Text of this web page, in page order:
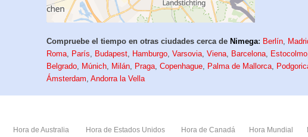
Compruebe el tiempo en otras ciudades cerca de Nimega: Berlín,
Roma, París, Budapest, Hamburgo,Varsovia,Viena, Barcelona, Estocolmo
Belgrado, Múnich, Milán, Praga,Copenhague, Palma de Mallorca,
Ámsterdam,Andorra la Vella
Hora de Australia Hora de Estados Unidos Hora de Canadá Hora Mundial